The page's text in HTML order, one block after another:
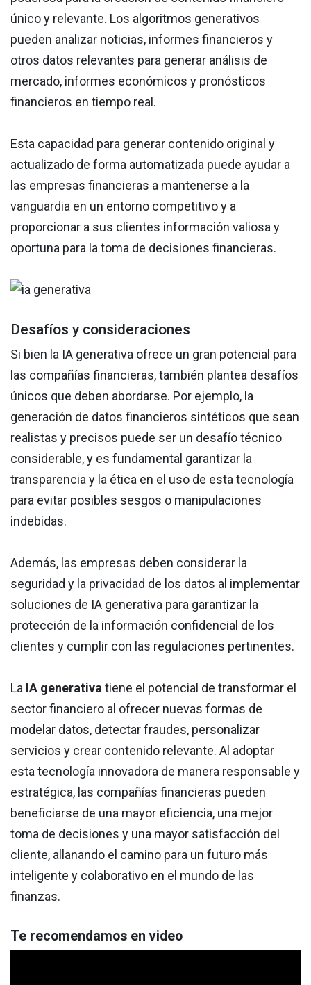
único y relevante. Los algoritmos generativos
pueden analizar noticias, informes financieros y
otros datos relevantes para generar análisis de
mercado, informes económicos y pronósticos
financieros en tiempo real.
Esta capacidad para generar contenido original y
actualizado de forma automatizada puede ayudar a
las empresas financieras a mantenerse a la
vanguardia en un entorno competitivo y a
proporcionar a sus clientes información valiosa y
oportuna para la toma de decisiones financieras.
Desafíos y consideraciones
Si bien la IA generativa ofrece un gran potencial para
las compañías financieras, también plantea desafíos
únicos que deben abordarse. Por ejemplo, la
generación de datos financieros sintéticos que sean
realistas y precisos puede ser un desafío técnico
considerable, y es fundamental garantizar la
transparencia y la ética en el uso de esta tecnología
para evitar posibles sesgos o manipulaciones
indebidas.
Además, las empresas deben considerar la
seguridad y la privacidad de los datos al implementar
soluciones de IA generativa para garantizar la
protección de la información confidencial de los
clientes y cumplir con las regulaciones pertinentes.
La IA generativatiene el potencial de transformar el
sector financiero al ofrecer nuevas formas de
modelar datos, detectar fraudes, personalizar
servicios y crear contenido relevante. Al adoptar
esta tecnología innovadora de manera responsable y
estratégica, las compañías financieras pueden
beneficiarse de una mayor eficiencia, una mejor
toma de decisiones y una mayor satisfacción del
cliente, allanando el camino para un futuro más
inteligente y colaborativo en el mundo de las
finanzas.
Te recomendamos en video